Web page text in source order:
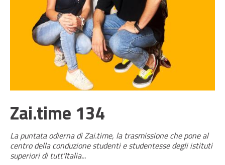
Zai.time 134
La puntata odierna di Zai.time, la trasmissione che pone al
centro della conduzione studenti e studentesse degli istituti
superiori di tutt'Italia...